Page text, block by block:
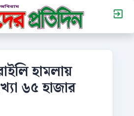
হামলায়
৬৫ হাজার